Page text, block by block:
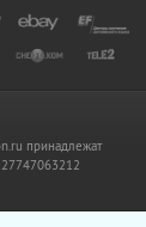
принадлежат